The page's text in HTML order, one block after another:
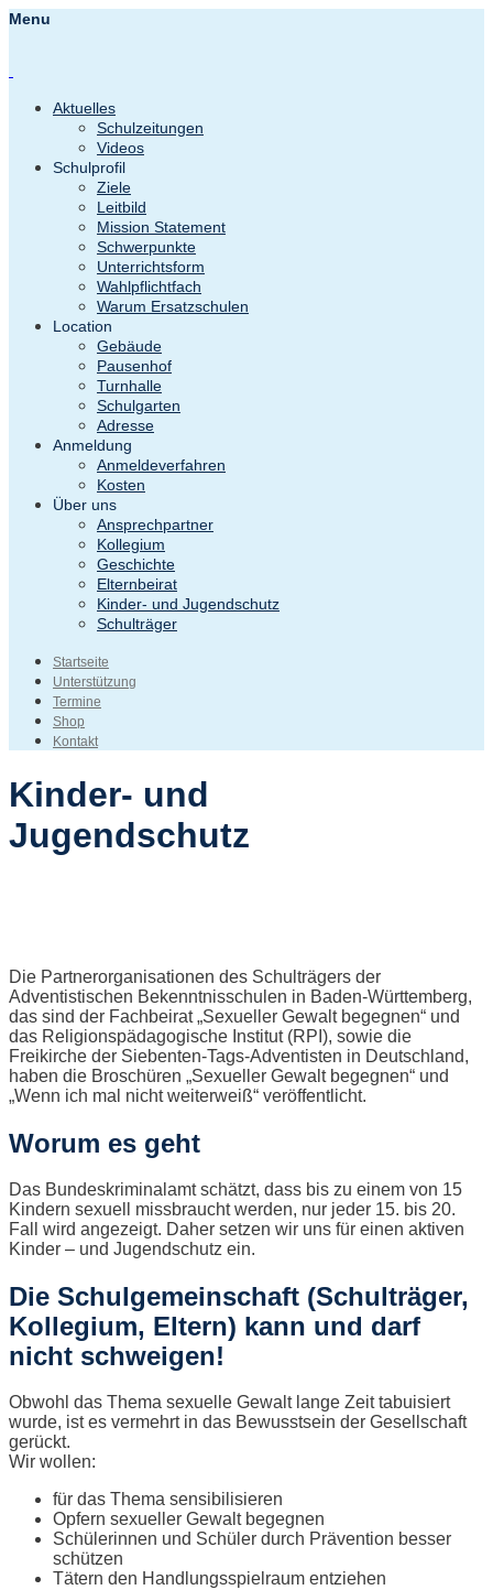
Menu
Aktuelles
Schulzeitungen
Videos
Schulprofil
Ziele
Leitbild
Mission Statement
Schwerpunkte
Unterrichtsform
Wahlpflichtfach
Warum Ersatzschulen
Location
Gebäude
Pausenhof
Turnhalle
Schulgarten
Adresse
Anmeldung
Anmeldeverfahren
Kosten
Über uns
Ansprechpartner
Kollegium
Geschichte
Elternbeirat
Kinder- und Jugendschutz
Schulträger
Startseite
Unterstützung
Termine
Shop
Kontakt
Kinder- und
Jugendschutz
Die Partnerorganisationen des Schulträgers der
Adventistischen Bekenntnisschulen in Baden-Württemberg,
das sind der Fachbeirat „Sexueller Gewalt begegnen“ und
das Religionspädagogische Institut (RPI), sowie die
Freikirche der Siebenten-Tags-Adventisten in Deutschland,
haben die Broschüren „Sexueller Gewalt begegnen“ und
„Wenn ich mal nicht weiterweiß“ veröffentlicht.
Worum es geht
Das Bundeskriminalamt schätzt, dass bis zu einem von 15
Kindern sexuell missbraucht werden, nur jeder 15. bis 20.
Fall wird angezeigt. Daher setzen wir uns für einen aktiven
Kinder – und Jugendschutz ein.
Die Schulgemeinschaft (Schulträger,
Kollegium, Eltern) kann und darf
nicht schweigen!
Obwohl das Thema sexuelle Gewalt lange Zeit tabuisiert
wurde, ist es vermehrt in das Bewusstsein der Gesellschaft
gerückt.
Wir wollen:
für das Thema sensibilisieren
Opfern sexueller Gewalt begegnen
Schülerinnen und Schüler durch Prävention besser
schützen
Tätern den Handlungsspielraum entziehen